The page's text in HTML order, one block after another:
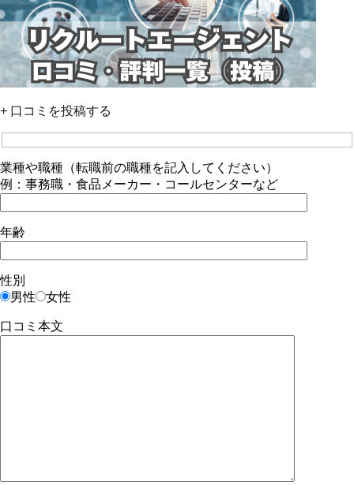
+ 口コミを投稿する
業種や職種（転職前の職種を記入してください）
例：事務職・食品メーカー・コールセンターなど
年齢
性別
男性
女性
口コミ本文